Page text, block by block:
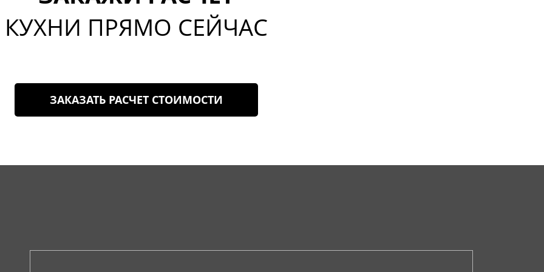
КУХНИ ПРЯМО СЕЙЧАС
ЗАКАЗАТЬ РАСЧЕТ СТОИМОСТИ